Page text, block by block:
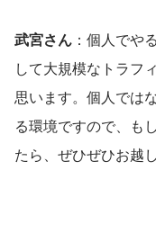
武宮さん ：個人でや
して大規模なトラフ
思います。個人では
る環境ですので、も
たら、ぜひぜひお越